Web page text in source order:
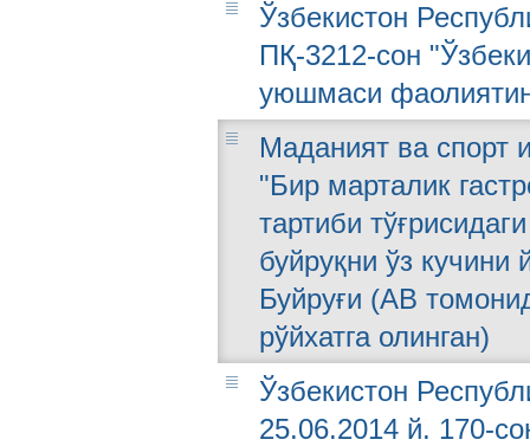
Ўзбекистон
ПҚ-3212-сон
уюшмаси
Маданият ва спорт
"Бир марталик
тартиби
буйруқни ўз кучини
Буйруғи (АВ
рўйхатга олинган)
Ўзбекистон
25.06.2014 й. 170-